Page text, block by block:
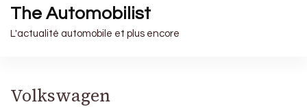
The Automobilist
L'actualité automobile et plus encore
Volkswagen